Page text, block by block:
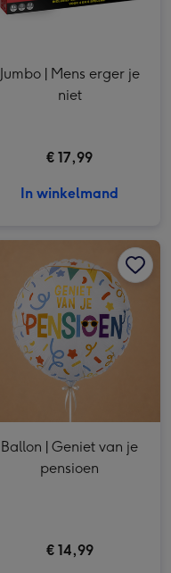
Jumbo | Mens erger je
niet
€ 17,99
In winkelmand
Patisserie de Bijenkorf | Speciaal voor jou | 150g afbeelding 2
Ballon | Geniet van je
pensioen
€ 14,99